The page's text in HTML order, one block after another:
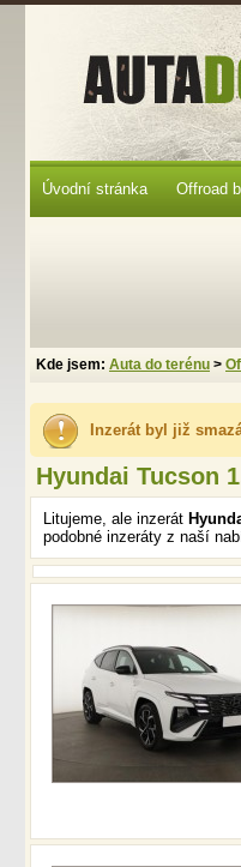
Inzerát byl již
Hyundai Tucson
Litujeme, ale inzerát
podobné inzeráty z naší
Úvodní stránka Offroad
Kde jsem: Auta do terénu >